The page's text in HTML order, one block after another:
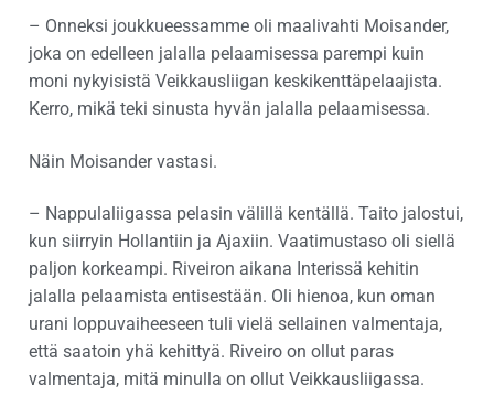
– Onneksi joukkueessamme oli maalivahti Moisander,
joka on edelleen jalalla pelaamisessa parempi kuin
moni nykyisistä Veikkausliigan keskikenttäpelaajista.
Kerro, mikä teki sinusta hyvän jalalla pelaamisessa.
Näin Moisander vastasi.
– Nappulaliigassa pelasin välillä kentällä. Taito jalostui,
kun siirryin Hollantiin ja Ajaxiin. Vaatimustaso oli siellä
paljon korkeampi. Riveiron aikana Interissä kehitin
jalalla pelaamista entisestään. Oli hienoa, kun oman
urani loppuvaiheeseen tuli vielä sellainen valmentaja,
että saatoin yhä kehittyä. Riveiro on ollut paras
valmentaja, mitä minulla on ollut Veikkausliigassa.